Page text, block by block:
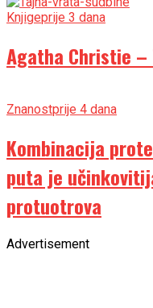
Knjigeprije 3 dana
Agatha Christie –
Znanostprije 4 dana
Kombinacija
puta je
protuotrova
Advertisement